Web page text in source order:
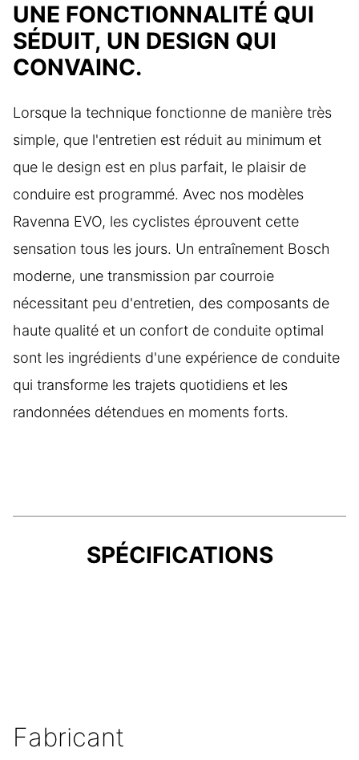
UNE FONCTIONNALITÉ QUI
SÉDUIT, UN DESIGN QUI
CONVAINC.
Lorsque la technique fonctionne de manière très
simple, que l'entretien est réduit au minimum et
que le design est en plus parfait, le plaisir de
conduire est programmé. Avec nos modèles
Ravenna EVO, les cyclistes éprouvent cette
sensation tous les jours. Un entraînement Bosch
moderne, une transmission par courroie
nécessitant peu d'entretien, des composants de
haute qualité et un confort de conduite optimal
sont les ingrédients d'une expérience de conduite
qui transforme les trajets quotidiens et les
randonnées détendues en moments forts.
SPÉCIFICATIONS
Fabricant